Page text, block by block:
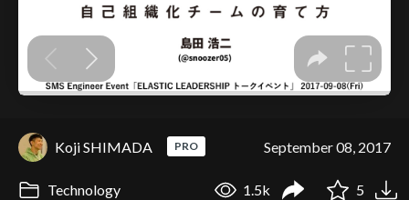
Koji SHIMADA PRO September 08, 2017
Technology 1.5k 5